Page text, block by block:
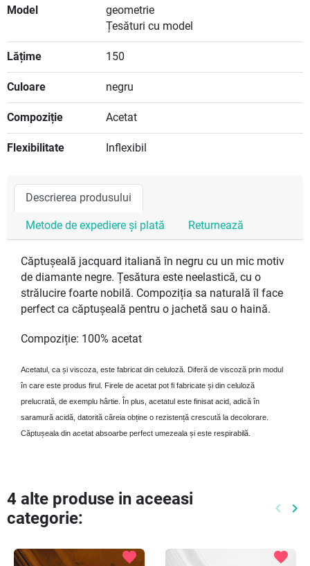
Model
geometrie
Țesături cu model
Lățime 150
Culoare negru
Compoziție Acetat
Flexibilitate Inflexibil
Descrierea produsului
Metode de expediere și plată Returnează
Căptușeală jacquard italiană în negru cu un mic motiv
de diamante negre. Țesătura este neelastică, cu o
strălucire foarte nobilă. Compoziția sa naturală îl face
perfect ca căptușeală pentru o jachetă sau o haină.
Compoziție: 100% acetat
Acetatul, ca și viscoza, este fabricat din celuloză. Diferă de viscoză prin modul
în care este produs firul. Firele de acetat pot fi fabricate și din celuloză
prelucrată, de exemplu hârtie. În plus, acetatul este finisat acid, adică în
saramură acidă, datorită căreia obține o rezistență crescută la decolorare.
Căptușeala din acetat absoarbe perfect umezeala și este respirabilă.
4 alte produse in aceeasi
categorie:
keyboard_arrow_left keyboard_arrow_right
favorite favorite